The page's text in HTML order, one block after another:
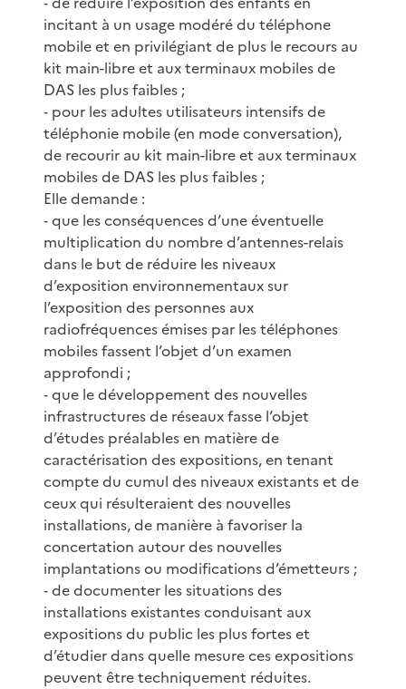
incitant à un usage modéré du téléphone
mobile et en privilégiant de plus le recours au
kit main-libre et aux terminaux mobiles de
DAS les plus faibles ;
‐ pour les adultes utilisateurs intensifs de
téléphonie mobile (en mode conversation),
de recourir au kit main-libre et aux terminaux
mobiles de DAS les plus faibles ;
Elle demande :
‐ que les conséquences d’une éventuelle
multiplication du nombre d’antennes-relais
dans le but de réduire les niveaux
d’exposition environnementaux sur
l’exposition des personnes aux
radiofréquences émises par les téléphones
mobiles fassent l’objet d’un examen
approfondi ;
‐ que le développement des nouvelles
infrastructures de réseaux fasse l’objet
d’études préalables en matière de
caractérisation des expositions, en tenant
compte du cumul des niveaux existants et de
ceux qui résulteraient des nouvelles
installations, de manière à favoriser la
concertation autour des nouvelles
implantations ou modifications d’émetteurs ;
‐ de documenter les situations des
installations existantes conduisant aux
expositions du public les plus fortes et
d’étudier dans quelle mesure ces expositions
peuvent être techniquement réduites.